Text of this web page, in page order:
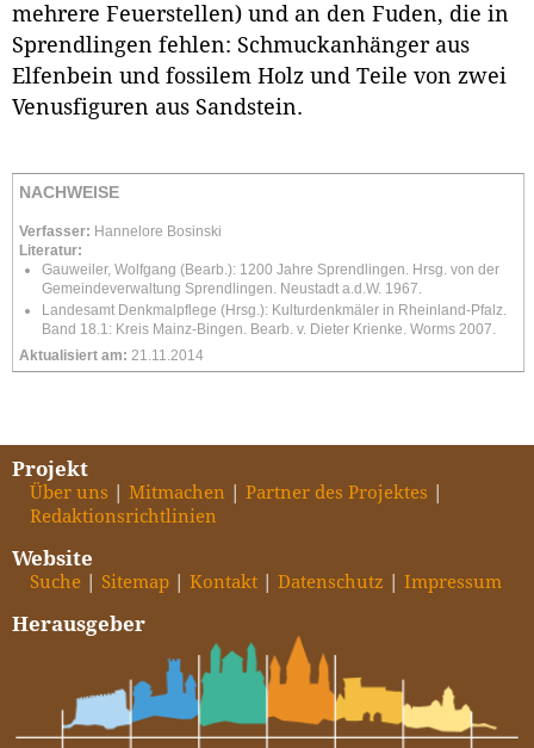
mehrere Feuerstellen) und an den Fuden, die in
Sprendlingen fehlen: Schmuckanhänger aus
Elfenbein und fossilem Holz und Teile von zwei
Venusfiguren aus Sandstein.
NACHWEISE
Verfasser: Hannelore Bosinski
Literatur:
Gauweiler, Wolfgang (Bearb.): 1200 Jahre Sprendlingen. Hrsg. von der
Gemeindeverwaltung Sprendlingen. Neustadt a.d.W. 1967.
Landesamt Denkmalpflege (Hrsg.): Kulturdenkmäler in Rheinland-Pfalz.
Band 18.1: Kreis Mainz-Bingen. Bearb. v. Dieter Krienke. Worms 2007.
Aktualisiert am: 21.11.2014
Projekt
Über uns Mitmachen
Partner des Projektes
Redaktionsrichtlinien
Website
Suche Sitemap Kontakt Datenschutz Impressum
Herausgeber